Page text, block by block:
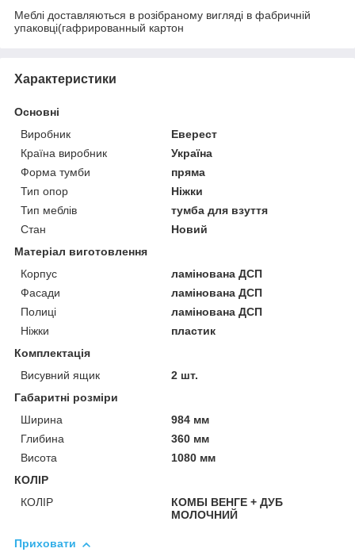
Меблі доставляються в розібраному вигляді в фабричній
упаковці(гафрированный картон
Характеристики
Основні
Виробник
Еверест
Країна виробник
Україна
Форма тумби
пряма
Тип опор
Ніжки
Тип меблів
тумба для взуття
Стан
Новий
Матеріал виготовлення
Корпус
ламінована ДСП
Фасади
ламінована ДСП
Полиці
ламінована ДСП
Ніжки
пластик
Комплектація
Висувний ящик
2 шт.
Габаритні розміри
Ширина
984 мм
Глибина
360 мм
Висота
1080 мм
КОЛІР
КОЛІР
КОМБІ ВЕНГЕ + ДУБ
МОЛОЧНИЙ
Приховати